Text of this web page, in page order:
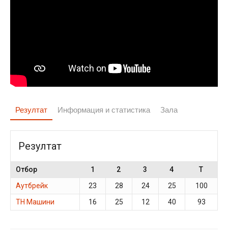
Резултат Информация и статистика Зала
Резултат
Отбор 1 2 3 4
T
Аутбрейк
23 28 24 25
100
ТН Машини
16 25 12 40 93